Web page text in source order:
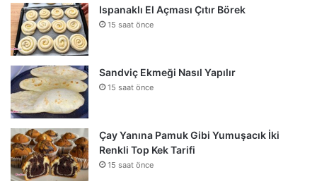
Ispanaklı El Açması Çıtır Börek
15 saat önce
Sandviç Ekmeği Nasıl Yapılır
15 saat önce
Çay Yanına Pamuk Gibi Yumuşacık İki
Renkli Top Kek Tarifi
15 saat önce